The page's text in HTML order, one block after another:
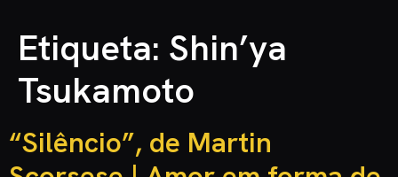
Etiqueta: Shin’ya
Tsukamoto
“Silêncio”, de Martin